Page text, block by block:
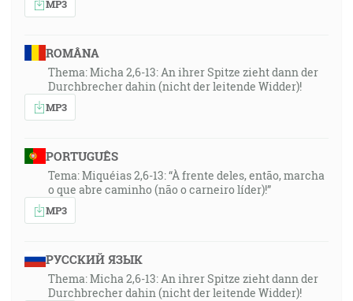
MP3
ROMÂNA
Thema: Micha 2,6-13: An ihrer Spitze zieht dann der
Durchbrecher dahin (nicht der leitende Widder)!
MP3
PORTUGUÊS
Tema: Miquéias 2,6-13: “À frente deles, então, marcha
o que abre caminho (não o carneiro líder)!”
MP3
РУССКИЙ ЯЗЫК
Thema: Micha 2,6-13: An ihrer Spitze zieht dann der
Durchbrecher dahin (nicht der leitende Widder)!